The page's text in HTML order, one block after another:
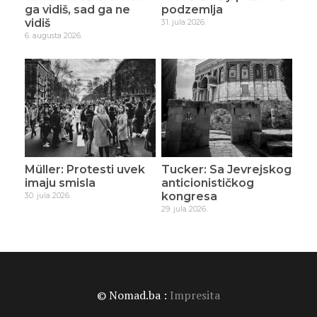
ga vidiš, sad ga ne
vidiš
6. augusta 2026.
podzemlja
31. jula 2026.
Müller: Protesti uvek
imaju smisla
30. jula 2026.
Tucker: Sa Jevrejskog
anticionističkog
kongresa
29. jula 2026.
© Nomad.ba : Impresita